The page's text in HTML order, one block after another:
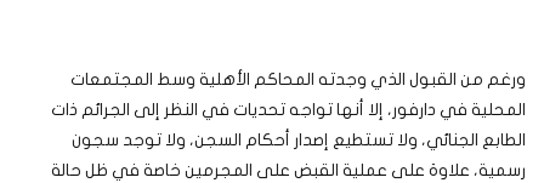
ورغم من القبول الذي وجدته المحاكم الأهلية وسط المجتمعات
المحلية في دارفور، إلا أنها تواجه تحديات في النظر إلى الجرائم ذات
الطابع الجنائي، ولا تستطيع إصدار أحكام السجن، ولا توجد سجون
رسمية، علاوة على عملية القبض على المجرمين خاصة في ظل حالة